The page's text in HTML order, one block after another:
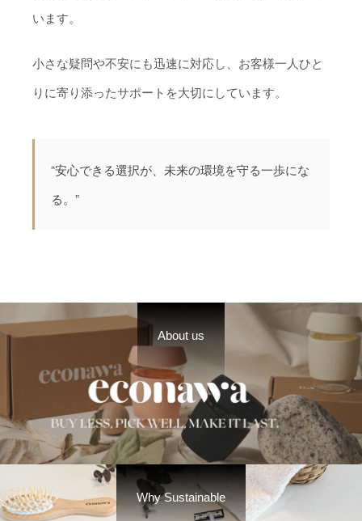
います。
小さな疑問や不安にも迅速に対応し、お客様一人ひと
りに寄り添ったサポートを大切にしています。
“安心できる選択が、未来の環境を守る一歩にな
る。”
About us
Why Sustainable